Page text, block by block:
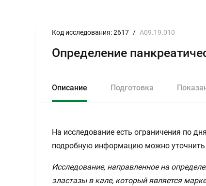
Код исследования: 2617 / A09.19.010
Определение
Описание Подготовка
На исследование есть ограничения по
подробную информацию можно уточнить
Исследование, направленное на
эластазы в кале, который является